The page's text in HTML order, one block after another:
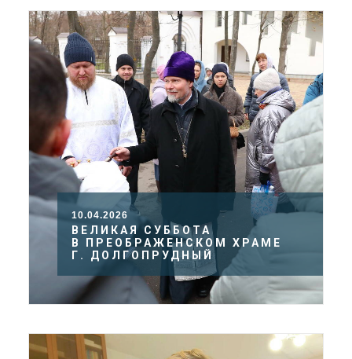
10.04.2026
ВЕЛИКАЯ СУББОТА
В ПРЕОБРАЖЕНСКОМ ХРАМЕ
Г. ДОЛГОПРУДНЫЙ